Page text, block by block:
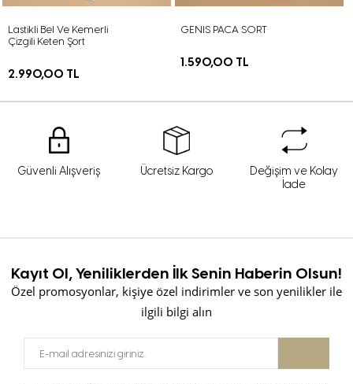
Lastikli Bel Ve Kemerli
Çizgili Keten Şort
2.990,00 TL
GENIS PACA SORT
1.590,00 TL
Güvenli Alışveriş Ücretsiz Kargo
Değişim ve Kolay
İade
Kayıt Ol, Yeniliklerden İlk Senin Haberin Olsun!
Özel promosyonlar, kişiye özel indirimler ve son yenilikler ile
ilgili bilgi alın